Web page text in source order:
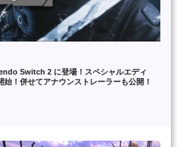
Switch 2 に登場！スペシャルエディ
！併せてアナウンストレーラーも公開！